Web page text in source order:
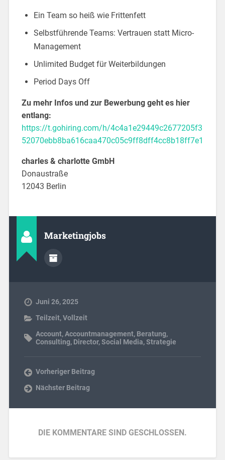
Ein Team so heiß wie Frittenfett
Selbstführende Teams: Vertrauen statt Micro-
Management
Unlimited Budget für Weiterbildungen
Period Days Off
Zu mehr Infos und zur Bewerbung geht es hier
entlang:
https://t.gohiring.com/h/4c4a1e29449c2677205f3
52070ebb8ba616caa470c05c9ff8dff4cc8b18ff7e1
charles & charlotte GmbH
Donaustraße
12043 Berlin
Marketingjobs
Juni 26, 2025
Teilzeit,Vollzeit
Account,Accountmanagement, Beratung,
Consulting, Director,Social Media,Strategie
Vorheriger Beitrag
Nächster Beitrag
DIE KOMMENTARE SIND GESCHLOSSEN.